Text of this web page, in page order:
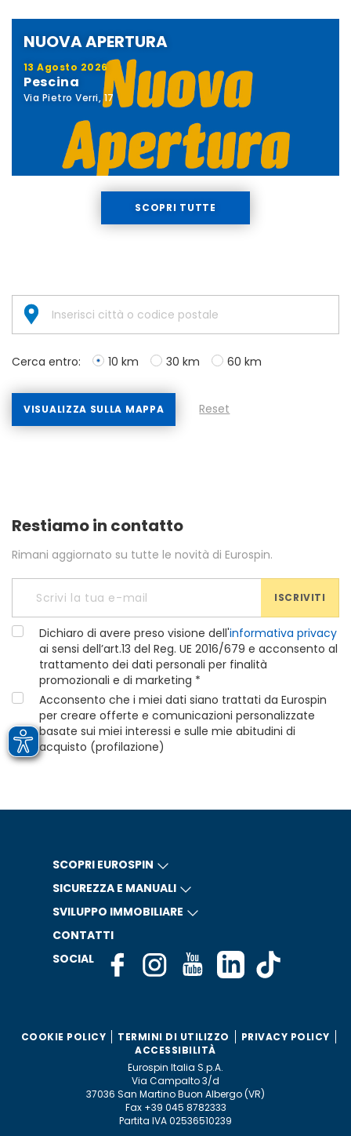
NUOVA APERTURA
13 Agosto 2026
Pescina
Via Pietro Verri, 17
SCOPRI TUTTE
Cerca entro: 10 km 30 km 60 km
VISUALIZZA SULLA MAPPA Reset
Restiamo in contatto
Rimani aggiornato su tutte le novità di Eurospin.
ISCRIVITI
Dichiaro di avere preso visione dell'informativa privacy
ai sensi dell’art.13 del Reg. UE 2016/679 e acconsento al
trattamento dei dati personali per finalità
promozionali e di marketing *
Acconsento che i miei dati siano trattati da Eurospin
per creare offerte e comunicazioni personalizzate
basate sui miei interessi e sulle mie abitudini di
acquisto (profilazione)
SCOPRI EUROSPIN
SICUREZZA E MANUALI
SVILUPPO IMMOBILIARE
CONTATTI
SOCIAL
COOKIE POLICY TERMINI DI UTILIZZO
PRIVACY POLICY
ACCESSIBILITÀ
Eurospin Italia S.p.A.
Via Campalto 3/d
37036 San Martino Buon Albergo (VR)
Fax +39 045 8782333
Partita IVA 02536510239